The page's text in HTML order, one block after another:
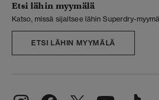
Etsi lähin myymälä
Katso, missä sijaitsee lähin Superdry-
ETSI LÄHIN MYYMÄLÄ